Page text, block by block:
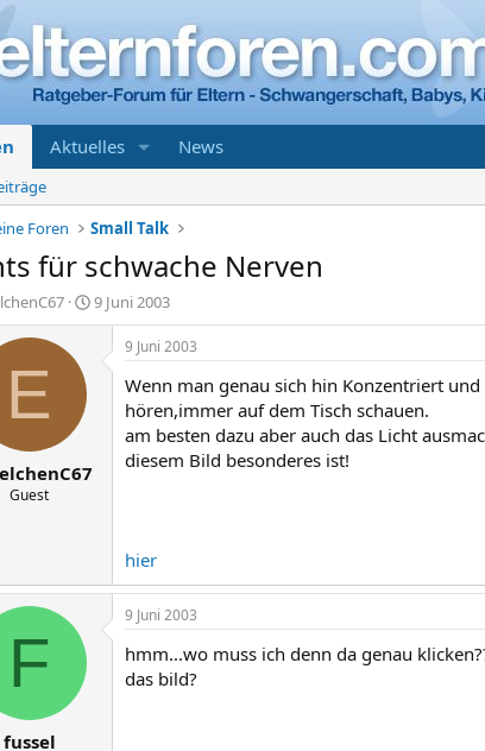
Aktuelles News
Foren
Small Talk
für schwache Nerven
E
r
9 Juni 2003
E
Guest
9 Juni 2003
Wenn man genau sich hin Konzentriert
hören,immer auf dem Tisch schauen.
am besten dazu aber auch das Licht
diesem Bild besonderes ist!
hier
F
fussel
9 Juni 2003
hmm...wo muss ich denn da genau
das bild?